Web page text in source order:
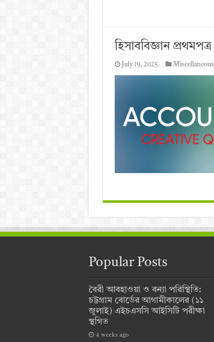
হিসাববিজ্ঞান প্রথমপত্র
July 19, 2025 Miscellaneous
Popular Posts
বৈরী আবহাওয়া ও বন্যা পরিস্থিতি:
চট্টগ্রাম বোর্ডের আগামীকালের (১১
জুলাই) এইচএসসি আইসিটি পরীক্ষা
স্থগিত
4 weeks ago